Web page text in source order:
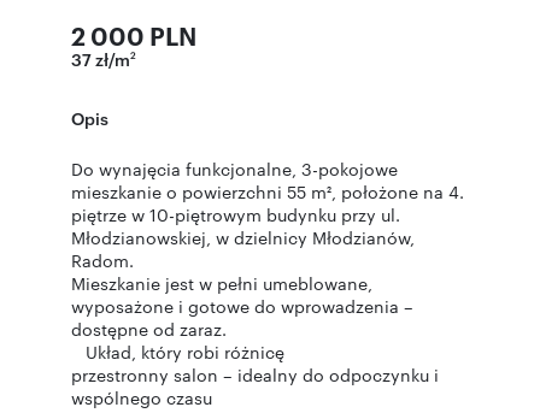
2 000 PLN
37 zł/m2
Opis
Do wynajęcia funkcjonalne, 3-pokojowe
mieszkanie o powierzchni 55 m², położone na 4.
piętrze w 10-piętrowym budynku przy ul.
Młodzianowskiej, w dzielnicy Młodzianów,
Radom.
Mieszkanie jest w pełni umeblowane,
wyposażone i gotowe do wprowadzenia –
dostępne od zaraz.
Układ, który robi różnicę
przestronny salon – idealny do odpoczynku i
wspólnego czasu